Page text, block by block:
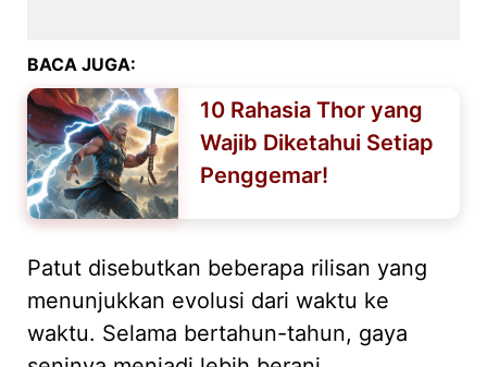
BACA JUGA:
10 Rahasia Thor yang
Wajib Diketahui Setiap
Penggemar!
Patut disebutkan beberapa rilisan yang
menunjukkan evolusi dari waktu ke
waktu. Selama bertahun-tahun, gaya